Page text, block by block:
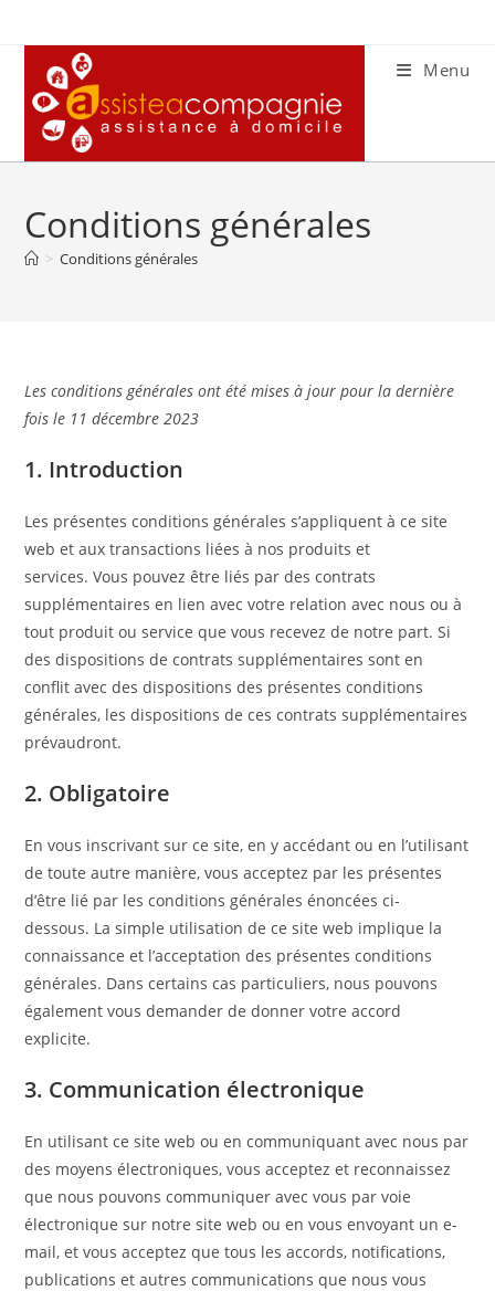
content
Menu
Conditions générales
> Conditions générales
Les conditions générales ont été mises à jour pour la dernière
fois le 11 décembre 2023
1. Introduction
Les présentes conditions générales s’appliquent à ce site
web et aux transactions liées à nos produits et
services. Vous pouvez être liés par des contrats
supplémentaires en lien avec votre relation avec nous ou à
tout produit ou service que vous recevez de notre part. Si
des dispositions de contrats supplémentaires sont en
conflit avec des dispositions des présentes conditions
générales, les dispositions de ces contrats supplémentaires
prévaudront.
2. Obligatoire
En vous inscrivant sur ce site, en y accédant ou en l’utilisant
de toute autre manière, vous acceptez par les présentes
d’être lié par les conditions générales énoncées ci-
dessous. La simple utilisation de ce site web implique la
connaissance et l’acceptation des présentes conditions
générales. Dans certains cas particuliers, nous pouvons
également vous demander de donner votre accord
explicite.
3. Communication électronique
En utilisant ce site web ou en communiquant avec nous par
des moyens électroniques, vous acceptez et reconnaissez
que nous pouvons communiquer avec vous par voie
électronique sur notre site web ou en vous envoyant un e-
mail, et vous acceptez que tous les accords, notifications,
publications et autres communications que nous vous